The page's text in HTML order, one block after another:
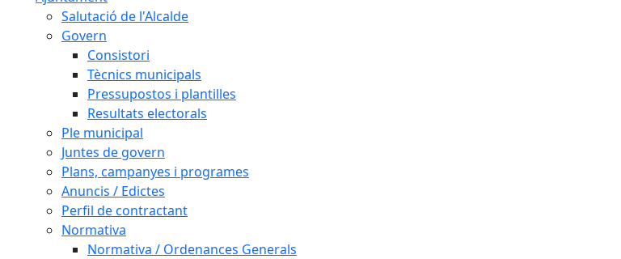
Salutació de l'Alcalde
Govern
Consistori
Tècnics municipals
Pressupostos i plantilles
Resultats electorals
Ple municipal
Juntes de govern
Plans, campanyes i programes
Anuncis / Edictes
Perfil de contractant
Normativa
Normativa / Ordenances Generals